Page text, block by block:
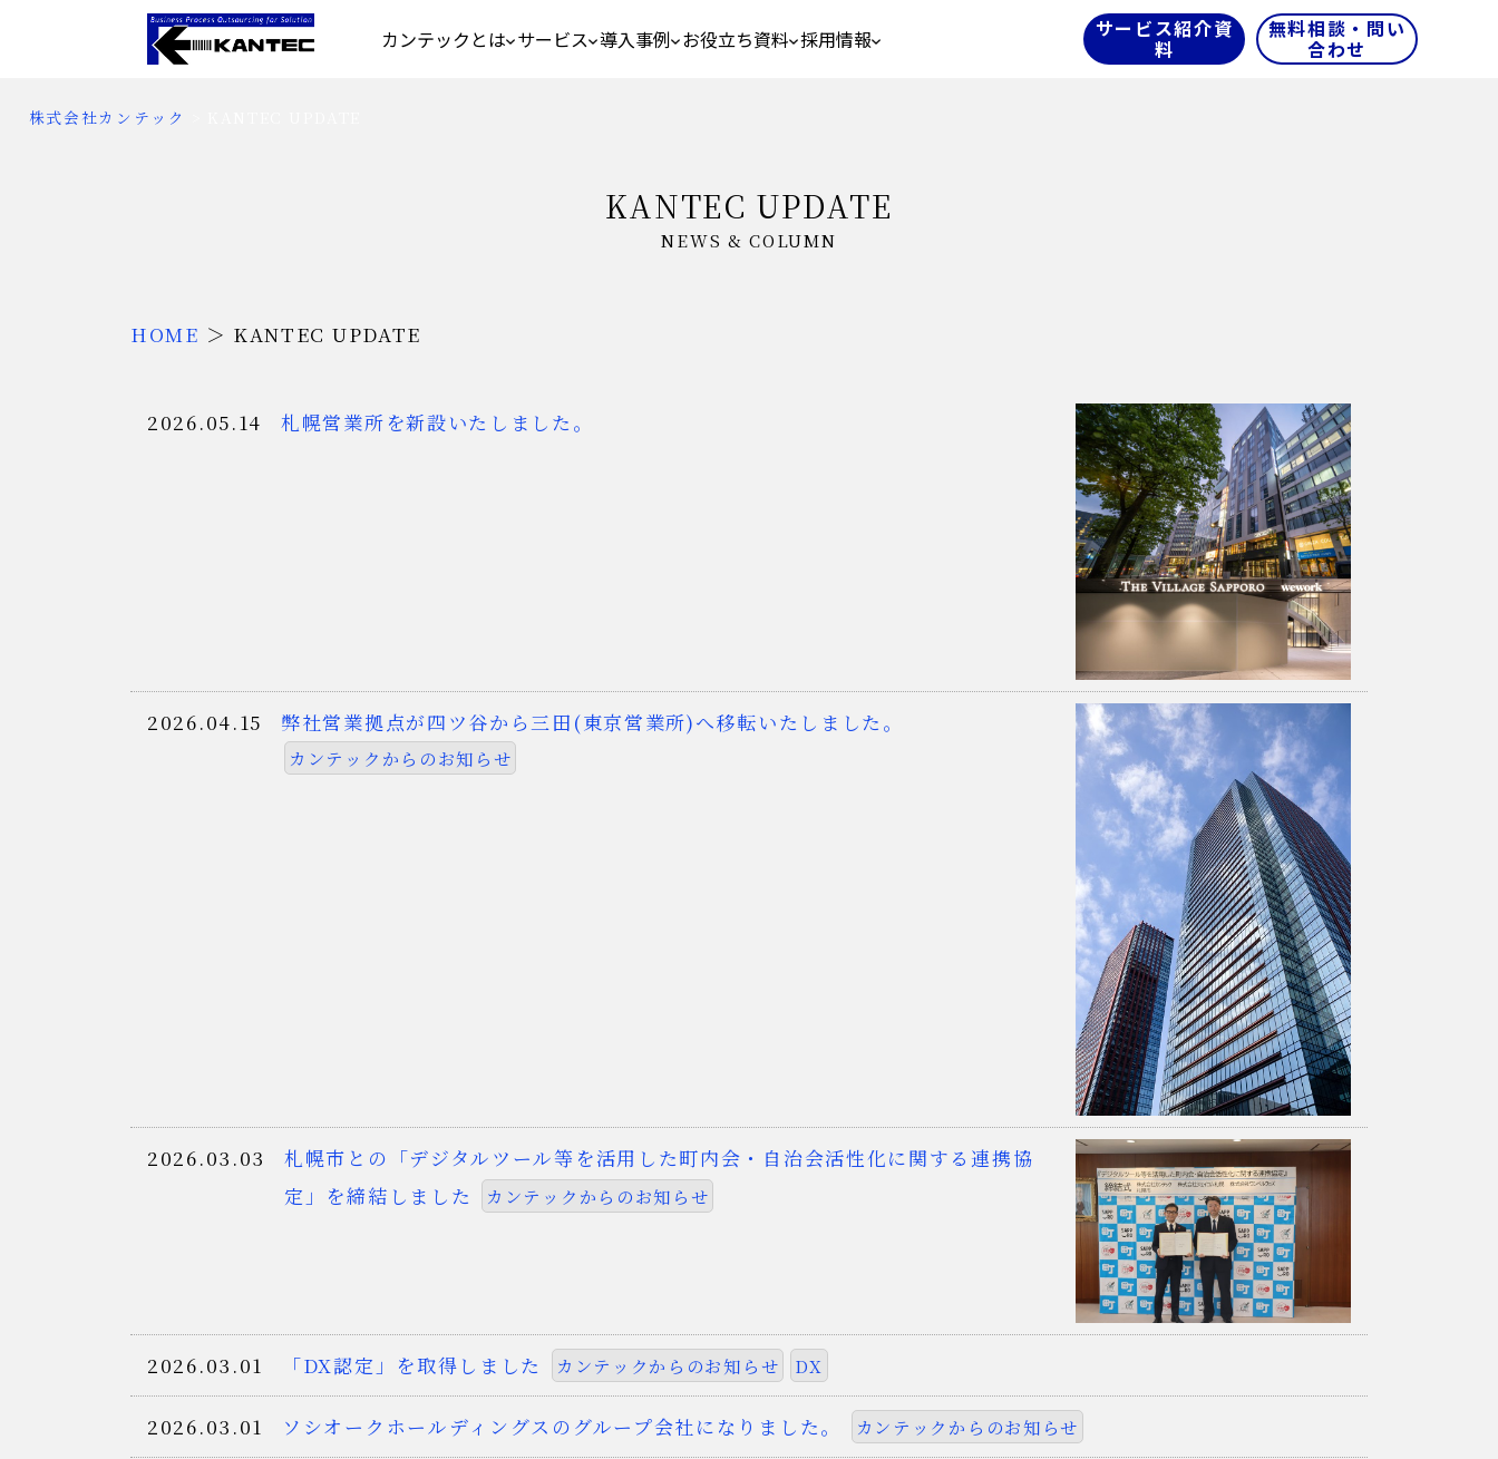
カンテックとは サービス 導入事例 お役立ち資料 採用情報 サービス紹介資
料
無料相談・問い
合わせ
株式会社カンテック
KANTEC UPDATE
NEWS & COLUMN
HOME ＞ KANTEC UPDATE
2026.05.14 札幌営業所を新設いたしました。
2026.04.15 弊社営業拠点が四ツ谷から三田(東京営業所)へ移転いたしました。
カンテックからのお知らせ
2026.03.03
札幌市との「デジタルツール等を活用した町内会・自治会活性化に関する連携協
定」を締結しました
カンテックからのお知らせ
2026.03.01 「DX認定」を取得しました カンテックからのお知らせ DX
2026.03.01 ソシオークホールディングスのグループ会社になりました。 カンテックからのお知らせ